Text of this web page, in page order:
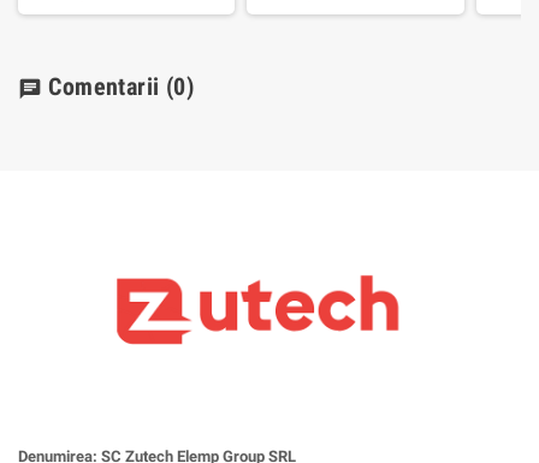
chat Comentarii (0)
Denumirea: SC Zutech Elemp Group SRL